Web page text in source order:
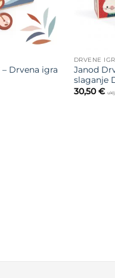
Drvena igra
DRVENE
Janod
slaganje
30,50€